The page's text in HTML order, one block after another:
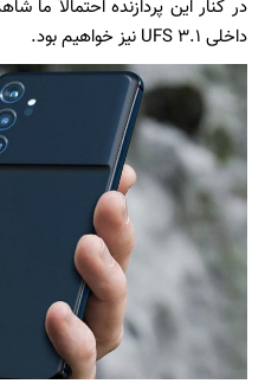
داخلی UFS 3.1 نیز خواهیم بود.